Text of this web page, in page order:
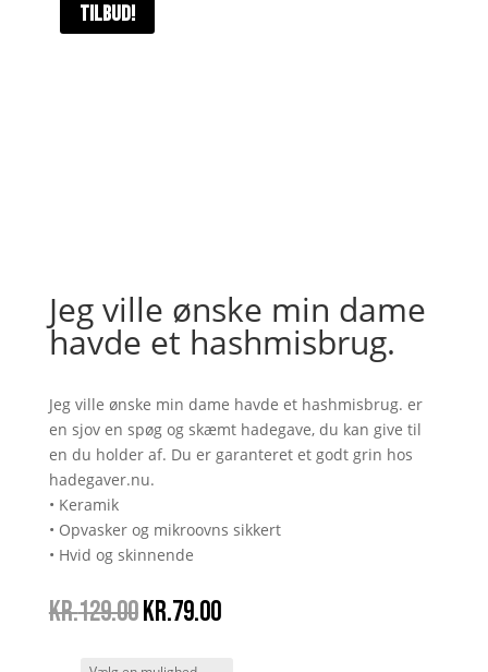
TILBUD!
Jeg ville ønske min dame
havde et hashmisbrug.
Jeg ville ønske min dame havde et hashmisbrug. er
en sjov en spøg og skæmt hadegave, du kan give til
en du holder af. Du er garanteret et godt grin hos
hadegaver.nu.
• Keramik
• Opvasker og mikroovns sikkert
• Hvid og skinnende
kr.129.00Den
pris
kr.79.00Den